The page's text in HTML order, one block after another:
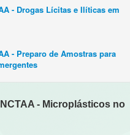
- Drogas Lícitas e Ilíticas em
- Preparo de Amostras para
- Microplásticos no